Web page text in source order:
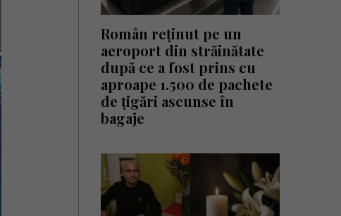
Român reținut pe un
aeroport din străinătate
după ce a fost prins cu
aproape 1.500 de pachete
de țigări ascunse în
bagaje